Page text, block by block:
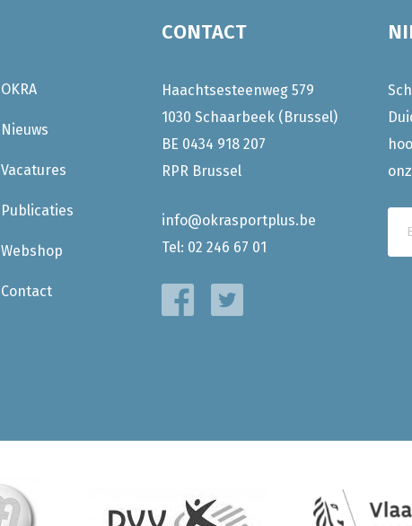
OKRA
Nieuws
Vacatures
Publicaties
Webshop
Contact
CONTACT
Haachtsesteenweg 579
1030 Schaarbeek (Brussel)
BE 0434 918 207
RPR Brussel
info@okrasportplus.be
Tel: 02 246 67 01